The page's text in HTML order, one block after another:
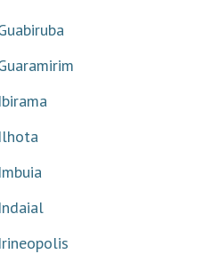
Ibirama
Ilhota
Imbuia
Indaial
Irineopolis